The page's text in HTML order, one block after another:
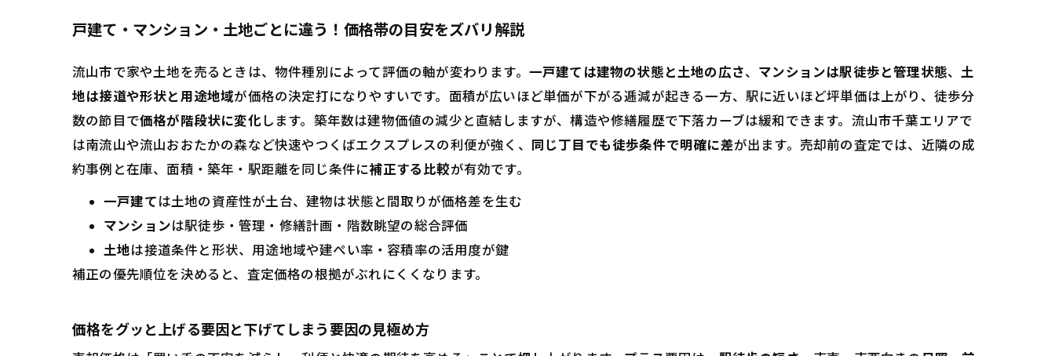
戸建て・マンション・土地ごとに違う！価格帯の目安をズバリ解説
流山市で家や土地を売るときは、物件種別によって評価の軸が変わります。 一戸建ては建物の状態と土地の広さ、 マンションは駅徒歩と管理状態、土
地は接道や形状と用途地域が価格の決定打になりやすいです。面積が広いほど単価が下がる逓減が起きる一方、駅に近いほど坪単価は上がり、徒歩分
数の節目で価格が階段状に変化します。築年数は建物価値の減少と直結しますが、構造や修繕履歴で下落カーブは緩和できます。流山市千葉エリアで
は南流山や流山おおたかの森など快速やつくばエクスプレスの利便が強く、 同じ丁目でも徒歩条件で明確に差が出ます。売却前の査定では、近隣の成
約事例と在庫、面積・築年・駅距離を同じ条件に補正する比較が有効です。
一戸建ては土地の資産性が土台、建物は状態と間取りが価格差を生む
マンションは駅徒歩・管理・修繕計画・階数眺望の総合評価
土地は接道条件と形状、用途地域や建ぺい率・容積率の活用度が鍵
補正の優先順位を決めると、査定価格の根拠がぶれにくくなります。
価格をグッと上げる要因と下げてしまう要因の見極め方